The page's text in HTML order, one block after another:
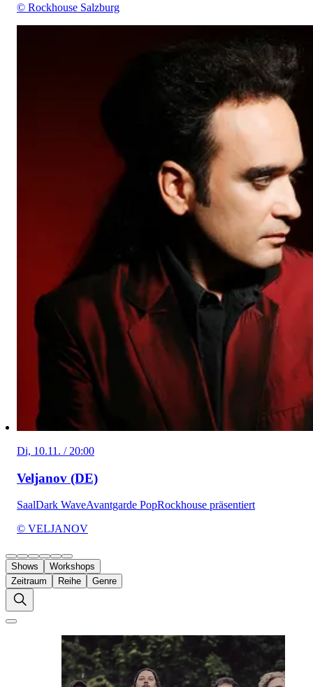
© Rockhouse Salzburg
Di, 10.11. / 20:00
Veljanov (DE)
SaalDark WaveAvantgarde PopRockhouse präsentiert
© VELJANOV
Shows
Workshops
Zeitraum
Reihe Genre